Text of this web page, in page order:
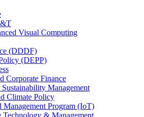
Visual Computing
(DDDF)
(DEPP)
Corporate Finance
Management
Climate Policy
Program (IoT)
& Management